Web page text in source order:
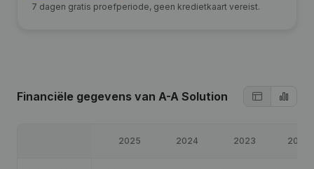
7 dagen gratis proefperiode, geen kredietkaart vereist.
Financiële gegevens van A-A Solution
2025 2024 2023 2022